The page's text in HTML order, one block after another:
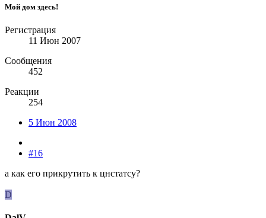
Мой дом здесь!
Регистрация
11 Июн 2007
Сообщения
452
Реакции
254
5 Июн 2008
#16
а как его прикрутить к цнстатсу?
D